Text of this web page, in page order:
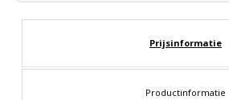
Prijsinformatie
Productinformatie